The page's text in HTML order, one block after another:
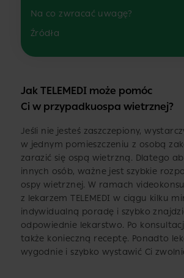
Na co zwracać uwagę?
Źródła
Jak TELEMEDI może pomóc
Ci w przypadkuospa wietrznej?
Jeśli nie jesteś zaszczepiony,
w jednym pomieszczeniu z osobą
zarazić się ospą wietrzną. Dlatego
innych osób, ważne jest szybkie
ospy wietrznej. W ramach
z lekarzem TELEMEDI w ciągu kilku
indywidualną poradę i szybko
odpowiednie lekarstwo. Po
także konieczną receptę. Ponadto
wygodnie i szybko wystawić Ci